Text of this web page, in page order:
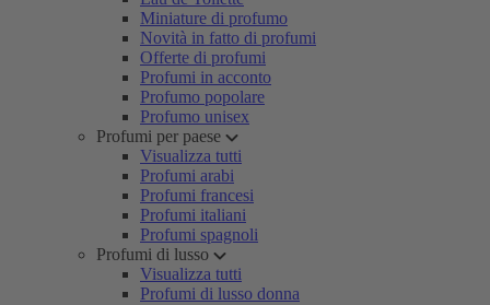
Miniature di profumo
Novità in fatto di profumi
Offerte di profumi
Profumi in acconto
Profumo popolare
Profumo unisex
Profumi per paese
Visualizza tutti
Profumi arabi
Profumi francesi
Profumi italiani
Profumi spagnoli
Profumi di lusso
Visualizza tutti
Profumi di lusso donna